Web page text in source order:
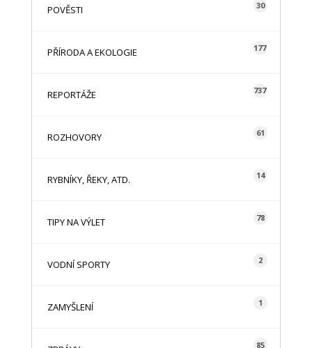
POVĚSTI 30
PŘÍRODA A EKOLOGIE 177
REPORTÁŽE 737
ROZHOVORY 61
RYBNÍKY, ŘEKY, ATD. 14
TIPY NA VÝLET 78
VODNÍ SPORTY 2
ZAMYŠLENÍ 1
85